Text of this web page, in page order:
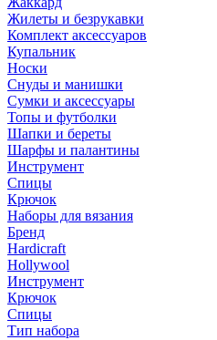
Жилеты и безрукавки
Комплект аксессуаров
Купальник
Носки
Снуды и манишки
Сумки и аксессуары
Топы и футболки
Шапки и береты
Шарфы и палантины
Инструмент
Спицы
Крючок
Наборы для вязания
Бренд
Hardicraft
Hollywool
Инструмент
Крючок
Спицы
Тип набора